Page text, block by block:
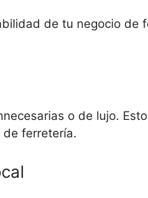
de tu negocio de
o de lujo.
de ferretería.